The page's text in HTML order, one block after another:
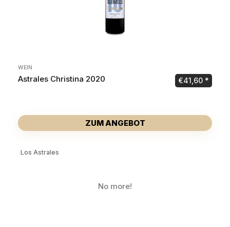
WEIN
Astrales Christina 2020 €41,60
ZUM ANGEBOT
Los Astrales
No more!